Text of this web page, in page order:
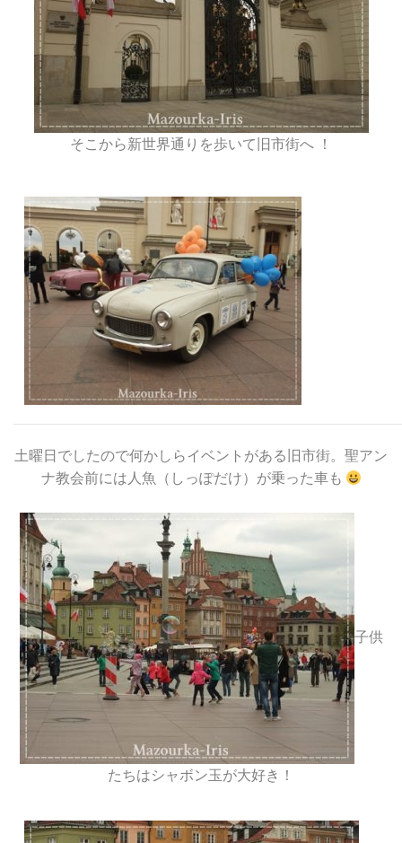
そこから新世界通りを歩いて旧市街へ ！
土曜日でしたので何かしらイベントがある旧市街。聖アン
ナ教会前には人魚（しっぽだけ）が乗った車も
子供
たちはシャボン玉が大好き！